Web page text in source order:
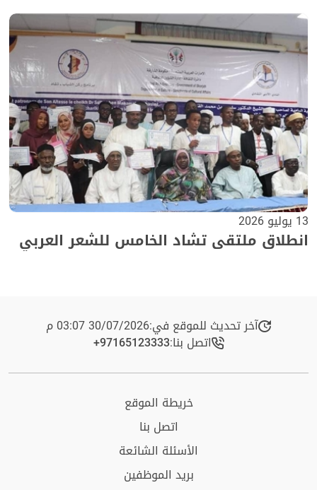
13 يوليو 2026
انطلاق ملتقى تشاد الخامس للشعر العربي
آخر تحديث للموقع في:30/07/2026 03:07 م
اتصل بنا:+97165123333​
خريطة الموقع
اتصل بنا
الأسئلة الشائعة
بريد الموظفين